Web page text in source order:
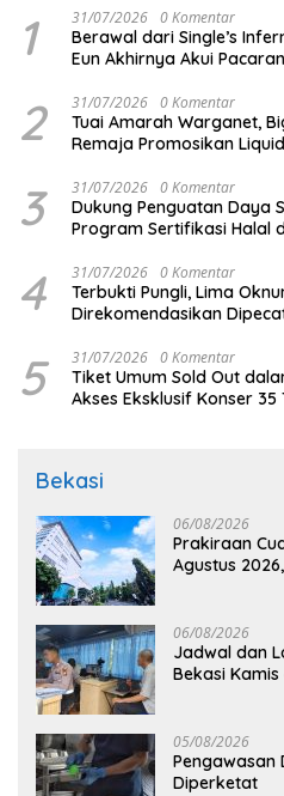
1 31/07/2026 0 Komentar
Berawal dari Single’s
Eun Akhirnya Akui Pacaran
2 31/07/2026 0 Komentar
Tuai Amarah Warganet,
Remaja Promosikan
3 31/07/2026 0 Komentar
Dukung Penguatan Daya
Program Sertifikasi Halal
4 31/07/2026 0 Komentar
Terbukti Pungli, Lima
Direkomendasikan
5 31/07/2026 0 Komentar
Tiket Umum Sold Out
Akses Eksklusif Konser 35
Bekasi
06/08/2026
Prakiraan
Agustus
06/08/2026
Jadwal dan
Bekasi
05/08/2026
Pengawasan
Diperketat